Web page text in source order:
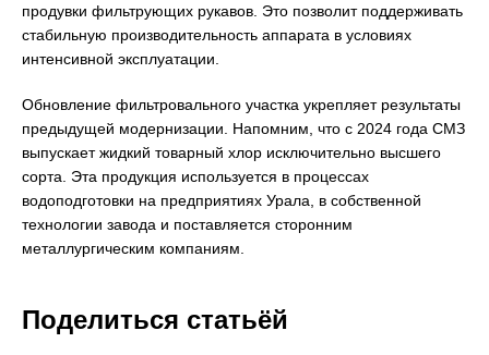
продувки фильтрующих рукавов. Это позволит поддерживать
стабильную производительность аппарата в условиях
интенсивной эксплуатации.
Обновление фильтровального участка укрепляет результаты
предыдущей модернизации. Напомним, что с 2024 года СМЗ
выпускает жидкий товарный хлор исключительно высшего
сорта. Эта продукция используется в процессах
водоподготовки на предприятиях Урала, в собственной
технологии завода и поставляется сторонним
металлургическим компаниям.
Поделиться статьёй